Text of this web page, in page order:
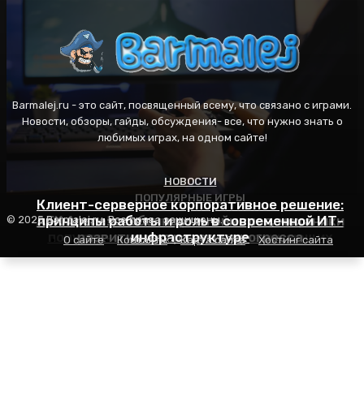
ПОПУЛЯРНЫЕ ИГРЫ
Пасьянс Косынка: правила игры, секреты
популярности и советы для начинающих
ПОПУЛЯРНЫЕ ИГРЫ
AFK Arena: особенности геймплея, механики
развития и стратегия прогресса
НОВОСТИ
Клиент-серверное корпоративное решение:
принципы работы и роль в современной ИТ-
инфраструктуре
Barmalej.ru - это сайт, посвященный всему, что связано с играми.
Новости, обзоры, гайды, обсуждения- все, что нужно знать о
любимых играх, на одном сайте!
© 2025 Barmalej.ru. Все права защищены.
О сайте
Контакты Карта сайта Хостинг сайта